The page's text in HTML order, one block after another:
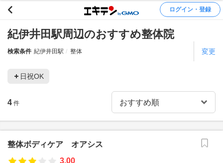
ログイン・登録
紀伊井田駅周辺のおすすめ整体院
検索条件 紀伊井田駅 整体 変更
日祝OK
4 件
整体ボディケア オアシス
3.00